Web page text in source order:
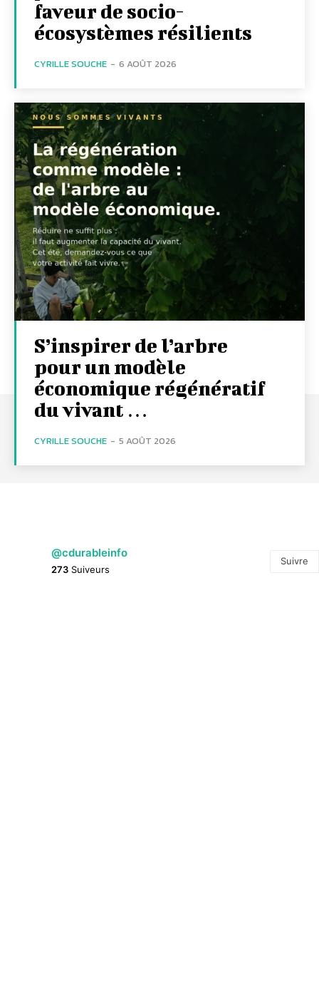
faveur de socio-
écosystèmes résilients
CYRILLE SOUCHE - 6 AOÛT 2026
S’inspirer de l’arbre
pour un modèle
économique régénératif
du vivant …
CYRILLE SOUCHE - 5 AOÛT 2026
@cdurableinfo
273 Suiveurs
Suivre